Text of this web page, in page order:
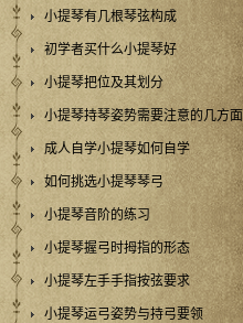
小提琴有几根琴弦构成
初学者买什么小提琴好
小提琴把位及其划分
小提琴持琴姿势需要注意的几方面
成人自学小提琴如何自学
如何挑选小提琴琴弓
小提琴音阶的练习
小提琴握弓时拇指的形态
小提琴左手手指按弦要求
小提琴运弓姿势与持弓要领